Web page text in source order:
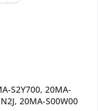
S2Y700, 20MA-
20MA-S00W00